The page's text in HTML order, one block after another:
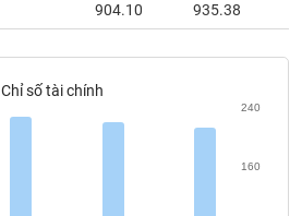
904.10 935.38
Chỉ số tài chính
160
240